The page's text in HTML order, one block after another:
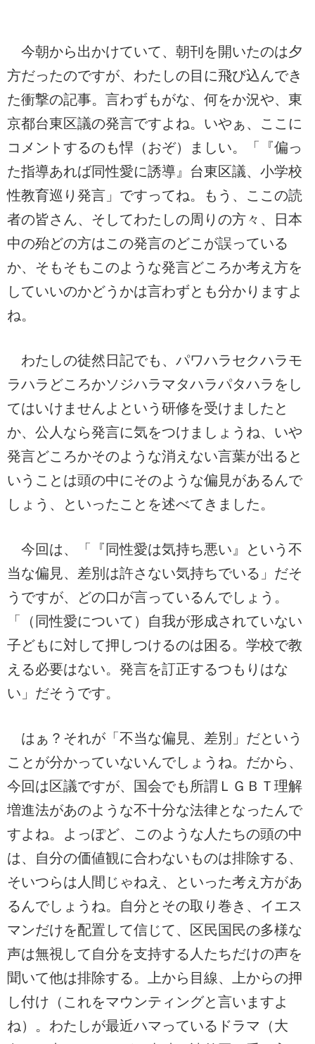
今朝から出かけていて、朝刊を開いたのは夕
方だったのですが、わたしの目に飛び込んでき
た衝撃の記事。言わずもがな、何をか況や、東
京都台東区議の発言ですよね。いやぁ、ここに
コメントするのも悍（おぞ）ましい。「『偏っ
た指導あれば同性愛に誘導』台東区議、小学校
性教育巡り発言」ですってね。もう、ここの読
者の皆さん、そしてわたしの周りの方々、日本
中の殆どの方はこの発言のどこが誤っている
か、そもそもこのような発言どころか考え方を
していいのかどうかは言わずとも分かりますよ
ね。
わたしの徒然日記でも、パワハラセクハラモ
ラハラどころかソジハラマタハラパタハラをし
てはいけませんよという研修を受けましたと
か、公人なら発言に気をつけましょうね、いや
発言どころかそのような消えない言葉が出ると
いうことは頭の中にそのような偏見があるんで
しょう、といったことを述べてきました。
今回は、「『同性愛は気持ち悪い』という不
当な偏見、差別は許さない気持ちでいる」だそ
うですが、どの口が言っているんでしょう。
「（同性愛について）自我が形成されていない
子どもに対して押しつけるのは困る。学校で教
える必要はない。発言を訂正するつもりはな
い」だそうです。
はぁ？それが「不当な偏見、差別」だという
ことが分かっていないんでしょうね。だから、
今回は区議ですが、国会でも所謂ＬＧＢＴ理解
増進法があのような不十分な法律となったんで
すよね。よっぽど、このような人たちの頭の中
は、自分の価値観に合わないものは排除する、
そいつらは人間じゃねえ、といった考え方があ
るんでしょうね。自分とその取り巻き、イエス
マンだけを配置して信じて、区民国民の多様な
声は無視して自分を支持する人たちだけの声を
聞いて他は排除する。上から目線、上からの押
し付け（これをマウンティングと言いますよ
ね）。わたしが最近ハマっているドラマ（大